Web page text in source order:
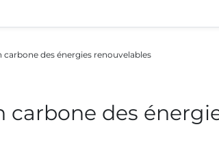
carbone des énergies renouvelables
carbone des